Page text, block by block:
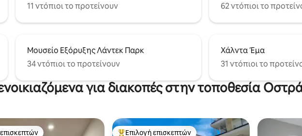
11 ντόπιοι το προτείνουν
62 ντόπιοι το
Μουσείο Εξόρυξης Λάντεκ Παρκ
34 ντόπιοι το προτείνουν
Χάλντα Έμα
31 ντόπιοι το
για διακοπές στην τοποθεσία
Επιλογή επισκεπτών